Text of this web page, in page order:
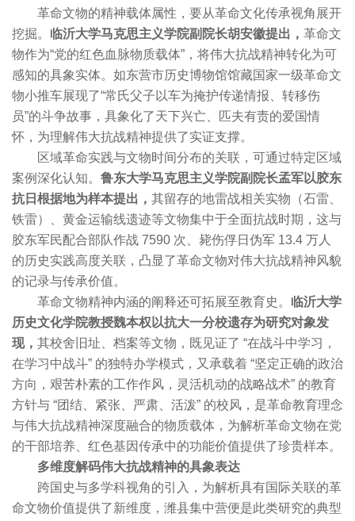
革命文物的精神载体属性，要从革命文化传承视角展开
挖掘。 临沂大学马克思主义学院副院长胡安徽提出， 革命文
物作为“党的红色血脉物质载体”，将伟大抗战精神转化为可
感知的具象实体。如东营市历史博物馆馆藏国家一级革命文
物小推车展现了“常氏父子以车为掩护传递情报、转移伤
员”的斗争故事，具象化了天下兴亡、匹夫有责的爱国情
怀，为理解伟大抗战精神提供了实证支撑。
区域革命实践与文物时间分布的关联，可通过特定区域
案例深化认知。 鲁东大学马克思主义学院副院长孟军以胶东
抗日根据地为样本提出， 其留存的地雷战相关实物（石雷、
铁雷）、黄金运输线遗迹等文物集中于全面抗战时期，这与
胶东军民配合部队作战 7590 次、毙伤俘日伪军 13.4 万人
的历史实践高度关联，凸显了革命文物对伟大抗战精神风貌
的记录与传承价值。
革命文物精神内涵的阐释还可拓展至教育史。 临沂大学
历史文化学院教授魏本权以抗大一分校遗存为研究对象发
现， 其校舍旧址、档案等文物，既见证了 “在战斗中学习，
在学习中战斗” 的独特办学模式，又承载着 “坚定正确的政治
方向，艰苦朴素的工作作风，灵活机动的战略战术” 的教育
方针与 “团结、紧张、严肃、活泼” 的校风，是革命教育理念
与伟大抗战精神深度融合的物质载体，为解析革命文物在党
的干部培养、红色基因传承中的功能价值提供了珍贵样本。
多维度解码伟大抗战精神的具象表达
跨国史与多学科视角的引入，为解析具有国际关联的革
命文物价值提供了新维度，潍县集中营便是此类研究的典型